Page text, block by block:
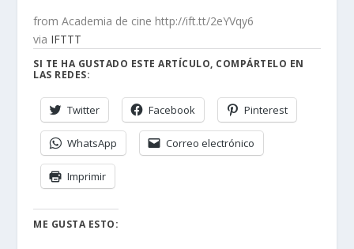
from Academia de cine http://ift.tt/2eYVqy6
via IFTTT
SI TE HA GUSTADO ESTE ARTÍCULO, COMPÁRTELO EN
LAS REDES:
Twitter Facebook Pinterest
WhatsApp Correo electrónico
Imprimir
ME GUSTA ESTO: